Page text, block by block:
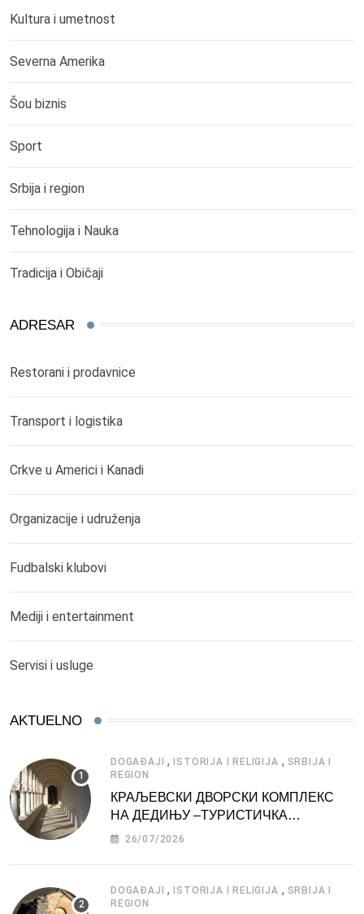
Kultura i umetnost
Severna Amerika
Šou biznis
Sport
Srbija i region
Tehnologija i Nauka
Tradicija i Običaji
ADRESAR
Restorani i prodavnice
Transport i logistika
Crkve u Americi i Kanadi
Organizacije i udruženja
Fudbalski klubovi
Mediji i entertainment
Servisi i usluge
AKTUELNO
DOGAĐAJI ,ISTORIJA I RELIGIJA , SRBIJA I
REGION
КРАЉЕВСКИ ДВОРСКИ КОМПЛЕКС
НА ДЕДИЊУ –ТУРИСТИЧКА
АТРАКЦИЈА
26/07/2026
DOGAĐAJI ,ISTORIJA I RELIGIJA , SRBIJA I
REGION